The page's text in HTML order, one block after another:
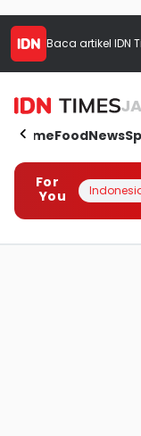
Baca artikel IDN
HomeFoodNews
For
You